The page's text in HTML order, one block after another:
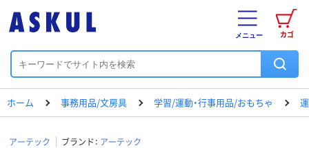
カゴ
メニュー
ホーム 事務用品/文房具 学習/運動・行事用品/おもちゃ
アーテック ブランド： アーテック